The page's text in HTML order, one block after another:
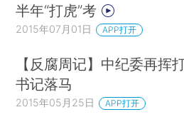
半年“打虎”考
2015年07月01日 APP打开
【反腐周记】中纪委再挥
书记落马
2015年05月25日 APP打开